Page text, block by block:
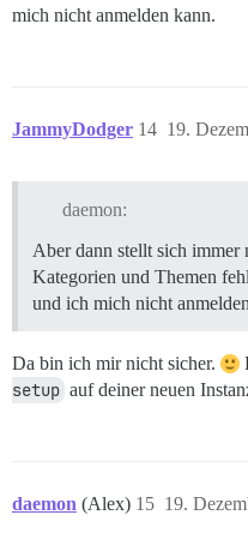
mich nicht anmelden kann.
JammyDodger 19.
14
daemon:
Aber dann stellt sich immer
Kategorien und Themen
und ich mich nicht
Da bin ich mir nicht sicher.
setup auf deiner neuen
daemon (Alex) 19.
15